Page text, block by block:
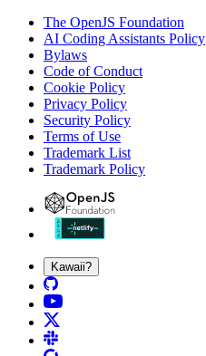
The OpenJS Foundation
AI Coding Assistants Policy
Bylaws
Code of Conduct
Cookie Policy
Privacy Policy
Security Policy
Terms of Use
Trademark List
Trademark Policy
Kawaii?